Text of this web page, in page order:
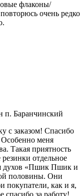
флаконы/
очень редко
п. Баранчинский
с заказом! Спасибо
меня
Такая приятность
отдельное
духов «Пшик Пшик и
половины. Они
покупатели, как и я,
спасибо за работу!